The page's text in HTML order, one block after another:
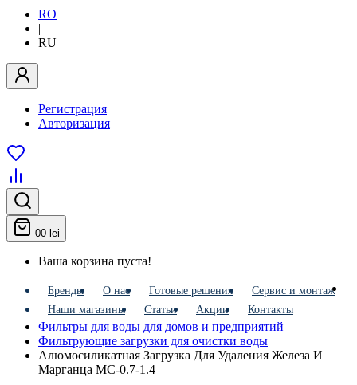
RO
|
RU
Регистрация
Авторизация
00 lei
Ваша корзина пуста!
Бренды О нас Готовые решения
Сервис и монтаж
Наши магазины
Статьи Акции Контакты
Фильтры для воды для домов и предприятий
Фильтрующие загрузки для очистки воды
Алюмосиликатная Загрузка Для Удаления Железа И
Марганца MC-0.7-1.4